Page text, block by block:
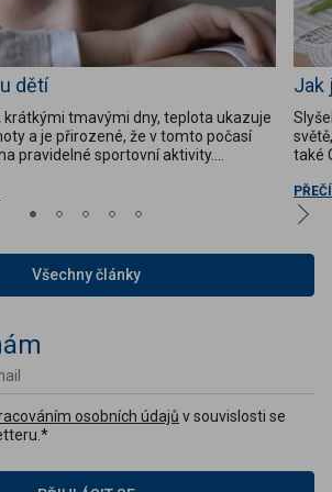
dětí
krátkými tmavými dny, teplota ukazuje
a je přirozené, že v tomto počasí
pravidelné sportovní aktivity.
jídla chudá na vitamíny, minerály a
způsobit...
Jak
také
Všechny články
osobních údajů v souvislosti se
*